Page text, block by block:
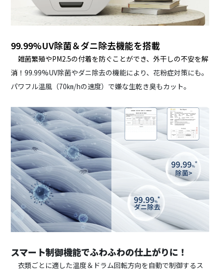
99.99%UV除菌＆ダニ除去機能を搭載
雑菌繁殖やPM2.5の付着を防ぐことができ、外干しの不安を解
消！99.99%UV除菌やダニ除去の機能により、花粉症対策にも。
パワフル温風（70㎞/hの速度）で嫌な生乾き臭もカット。
スマート制御機能でふわふわの仕上がりに！
衣類ごとに適した温度＆ドラム回転方向を自動で制御するス